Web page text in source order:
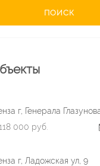
ПОИСК
г, Генерала
000 руб.
г, Ладожская ул, 9